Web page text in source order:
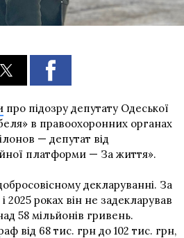
про підозру депутату Одеської
в правоохоронних органах
— депутат від
платформи — За життя».
декларуванні. За
2025 роках він не задекларував
58 мільйонів гривень.
від 68 тис. грн до 102 тис. грн,